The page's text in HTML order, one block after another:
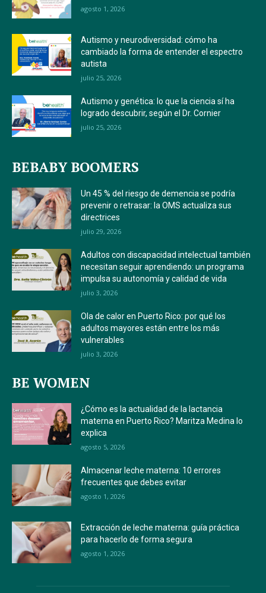
agosto 1, 2026
Autismo y neurodiversidad: cómo ha
cambiado la forma de entender el espectro
autista
julio 25, 2026
Autismo y genética: lo que la ciencia sí ha
logrado descubrir, según el Dr. Cornier
julio 25, 2026
BEBABY BOOMERS
Un 45 % del riesgo de demencia se podría
prevenir o retrasar: la OMS actualiza sus
directrices
julio 29, 2026
Adultos con discapacidad intelectual también
necesitan seguir aprendiendo: un programa
impulsa su autonomía y calidad de vida
julio 3, 2026
Ola de calor en Puerto Rico: por qué los
adultos mayores están entre los más
vulnerables
julio 3, 2026
BE WOMEN
¿Cómo es la actualidad de la lactancia
materna en Puerto Rico? Maritza Medina lo
explica
agosto 5, 2026
Almacenar leche materna: 10 errores
frecuentes que debes evitar
agosto 1, 2026
Extracción de leche materna: guía práctica
para hacerlo de forma segura
agosto 1, 2026